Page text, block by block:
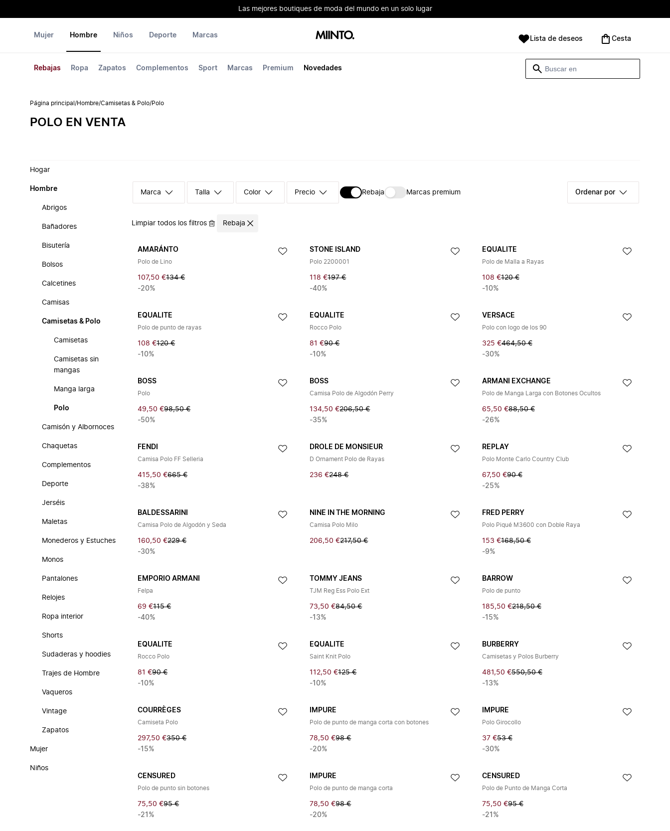
Las mejores boutiques de moda del mundo en un solo lugar
Mujer Hombre
Rebajas Ropa Zapatos Complementos Sport Marcas Premium Novedades
Niños Deporte Marcas Lista de deseos Cesta
Página principal /Hombre/Camisetas & Polo/Polo
POLO EN VENTA
Hogar
Hombre
Abrigos
Bañadores
Bisutería
Bolsos
Calcetines
Camisas
Camisetas & Polo
Camisetas
Camisetas sin
mangas
Manga larga
Polo
Camisón y Albornoces
Chaquetas
Complementos
Deporte
Jerséis
Maletas
Monederos y Estuches
Monos
Pantalones
Relojes
Ropa interior
Shorts
Sudaderas y hoodies
Trajes de Hombre
Vaqueros
Vintage
Zapatos
Mujer
Niños
Marca Talla Color Precio Rebaja Marcas premium Ordenar por
Limpiar todos los filtros Rebaja
AMARÁNTO
Polo de Lino
107,50 €134 €
-20%
STONE ISLAND
Polo 2200001
118 €197 €
-40%
EQUALITE
Polo de Malla a Rayas
108 €120 €
-10%
EQUALITE
Polo de punto de rayas
108 €120 €
-10%
EQUALITE
Rocco Polo
81 €90 €
-10%
VERSACE
Polo con logo de los 90
325 €464,50 €
-30%
BOSS
Polo
49,50 €98,50 €
-50%
BOSS
Camisa Polo de Algodón Perry
134,50 €206,50 €
-35%
ARMANI EXCHANGE
Polo de Manga Larga con Botones Ocultos
65,50 €88,50 €
-26%
FENDI
Camisa Polo FF Selleria
415,50 €665 €
-38%
DROLE DE MONSIEUR
D Ornament Polo de Rayas
236 €248 €
REPLAY
Polo Monte Carlo Country Club
67,50 €90 €
-25%
BALDESSARINI
Camisa Polo de Algodón y Seda
160,50 €229 €
-30%
NINE IN THE MORNING
Camisa Polo Milo
206,50 €217,50 €
FRED PERRY
Polo Piqué M3600 con Doble Raya
153 €168,50 €
-9%
EMPORIO ARMANI
Felpa
69 €115 €
-40%
TOMMY JEANS
TJM Reg Ess Polo Ext
73,50 €84,50 €
-13%
BARROW
Polo de punto
185,50 €218,50 €
-15%
EQUALITE
Rocco Polo
81 €90 €
-10%
EQUALITE
Saint Knit Polo
112,50 €125 €
-10%
BURBERRY
Camisetas y Polos Burberry
481,50 €550,50 €
-13%
COURRÈGES
Camiseta Polo
297,50 €350 €
-15%
IMPURE
Polo de punto de manga corta con botones
78,50 €98 €
-20%
IMPURE
Polo Girocollo
37 €53 €
-30%
CENSURED
Polo de punto sin botones
75,50 €95 €
-21%
IMPURE
Polo de punto de manga corta
78,50 €98 €
-20%
CENSURED
Polo de Punto de Manga Corta
75,50 €95 €
-21%